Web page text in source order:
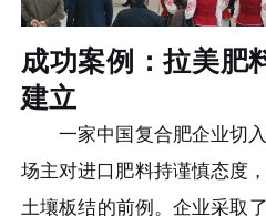
成功案例：拉美肥
建立
一家中国复合肥企业切入
场主对进口肥料持谨慎态度
土壤板结的前例。企业采取